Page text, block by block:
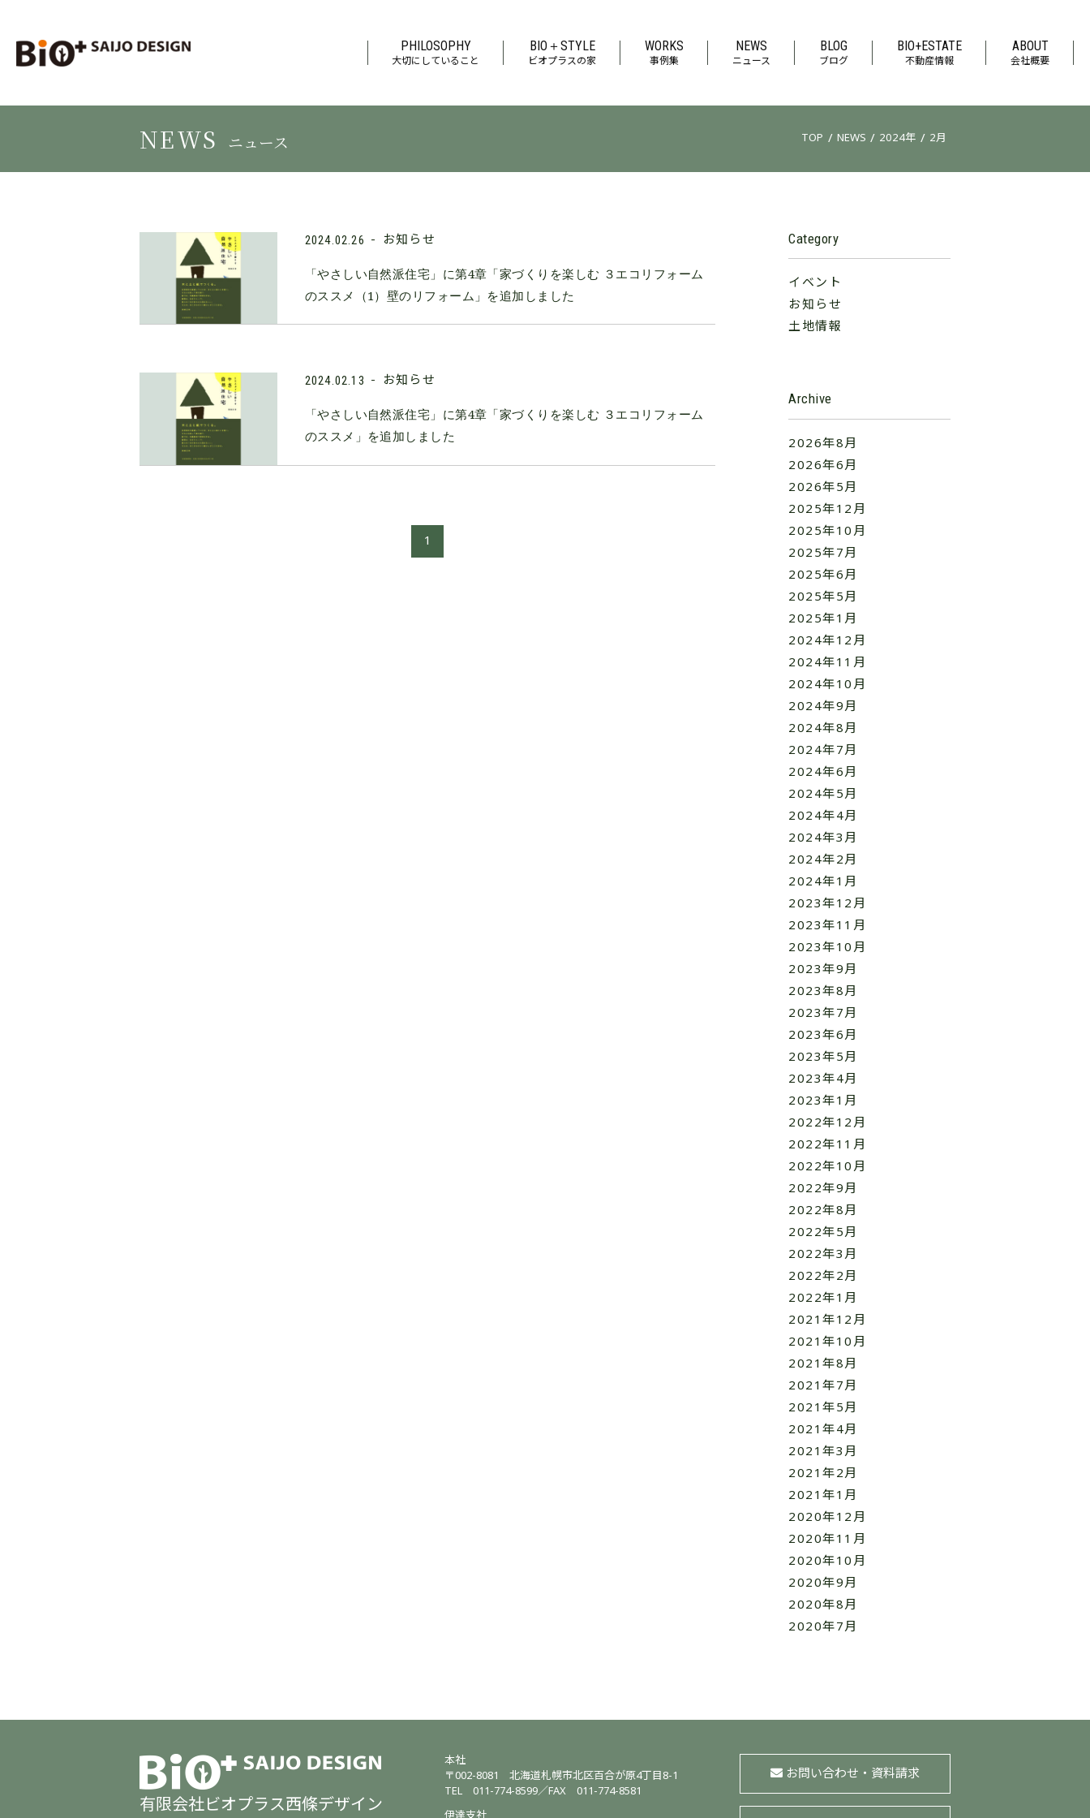
PHILOSOPHY
大切にしていること
BIO＋STYLE
ビオプラスの家
WORKS
事例集
NEWS
ニュース
BLOG
ブログ
BIO+ESTATE
不動産情報
ABOUT
会社概要
NEWS ニュース TOP /NEWS / 2024年 / 2月
2024.02.26 お知らせ
「やさしい自然派住宅」に第4章「家づくりを楽しむ ３エコリフォーム
のススメ（1）壁のリフォーム」を追加しました
2024.02.13 お知らせ
「やさしい自然派住宅」に第4章「家づくりを楽しむ ３エコリフォーム
のススメ」を追加しました
1
Category
イベント
お知らせ
土地情報
Archive
2026年8月
2026年6月
2026年5月
2025年12月
2025年10月
2025年7月
2025年6月
2025年5月
2025年1月
2024年12月
2024年11月
2024年10月
2024年9月
2024年8月
2024年7月
2024年6月
2024年5月
2024年4月
2024年3月
2024年2月
2024年1月
2023年12月
2023年11月
2023年10月
2023年9月
2023年8月
2023年7月
2023年6月
2023年5月
2023年4月
2023年1月
2022年12月
2022年11月
2022年10月
2022年9月
2022年8月
2022年5月
2022年3月
2022年2月
2022年1月
2021年12月
2021年10月
2021年8月
2021年7月
2021年5月
2021年4月
2021年3月
2021年2月
2021年1月
2020年12月
2020年11月
2020年10月
2020年9月
2020年8月
2020年7月
有限会社ビオプラス西條デザイン
本社
〒002-8081 北海道札幌市北区百合が原4丁目8-1
TEL 011-774-8599／FAX 011-774-8581
お問い合わせ・資料請求